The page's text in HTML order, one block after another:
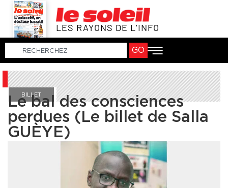
LES RAYONS DE L’INFO
GO
BILLET
Le bal des consciences
perdues (Le billet de Salla
GUÈYE)